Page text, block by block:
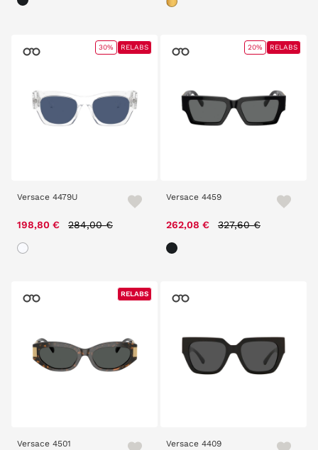
Versace 4479U
198,80 € Price reduced from
284,00 €
30% RELABS
Versace 4459
262,08 € Price reduced from
327,60 €
20% RELABS
Versace 4501
RELABS
RELABS
Versace 4409